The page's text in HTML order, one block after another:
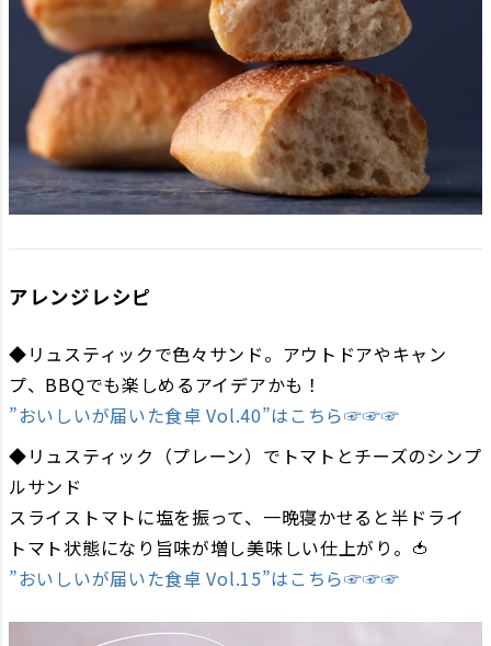
アレンジレシピ
◆リュスティックで色々サンド。アウトドアやキャン
プ、BBQでも楽しめるアイデアかも！
”おいしいが届いた食卓 Vol.40”はこちら☞☞☞
◆リュスティック（プレーン）でトマトとチーズのシンプ
ルサンド
スライストマトに塩を振って、一晩寝かせると半ドライ
トマト状態になり旨味が増し美味しい仕上がり。🍅
”おいしいが届いた食卓 Vol.15”はこちら☞☞☞